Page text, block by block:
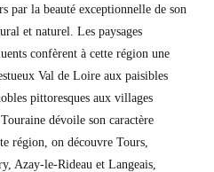
par la beauté exceptionnelle de son
et naturel. Les paysages
confèrent à cette région une
Val de Loire aux paisibles
pittoresques aux villages
dévoile son caractère
région, on découvre Tours,
Azay-le-Rideau et Langeais,